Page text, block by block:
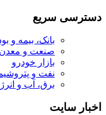
دسترسی سریع
بانک، بیمه و
صنعت و
بازار خودرو
نفت و
برق، آب و
اخبار سایت